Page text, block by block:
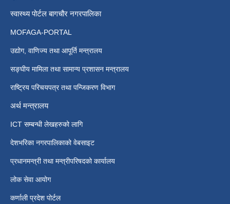
स्वास्थ्य पोर्टल बागचौर नगरपालिका
MOFAGA-PORTAL
उद्योग, वाणिज्य तथा आपूर्ति मन्त्रालय
सङ्घीय मामिला तथा सामान्य प्रशासन मन्त्रालय
राष्ट्रिय परिचयपत्र तथा पन्जिकरण विभाग
अर्थ मन्त्रालय
ICT सम्बन्धी लेखहरुको लागि
देशभरिका नगरपालिकाको वेबसाइट
प्रधानमन्त्री तथा मन्त्रीपरिषदको कार्यालय
लोक सेवा आयोग
कर्णाली प्रदेश पोर्टल